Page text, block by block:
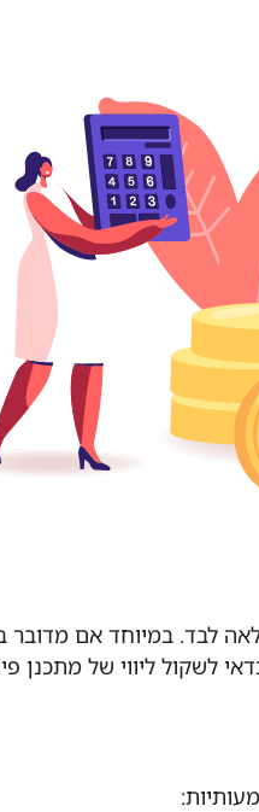
לבד. במיוחד אם מדובר
לשקול ליווי של מתכנן